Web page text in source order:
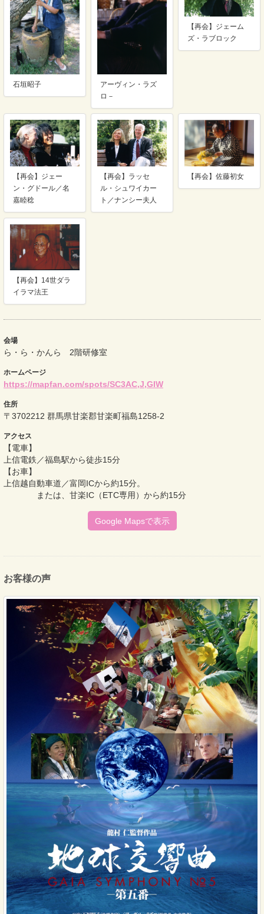
石垣昭子
アーヴィン・ラズ
ロ－
【再会】ジェーム
ズ・ラブロック
【再会】ジェー
ン・グドール／名
嘉睦稔
【再会】ラッセ
ル・シュワイカー
ト／ナンシー夫人
【再会】佐藤初女
【再会】14世ダラ
イラマ法王
会場
ら・ら・かんら 2階研修室
ホームページ
https://mapfan.com/spots/SC3AC,J,GIW
住所
〒3702212 群馬県甘楽郡甘楽町福島1258-2
アクセス
【電車】
上信電鉄／福島駅から徒歩15分
【お車】
上信越自動車道／富岡ICから約15分。
または、甘楽IC（ETC専用）から約15分
Google Mapsで表示
お客様の声